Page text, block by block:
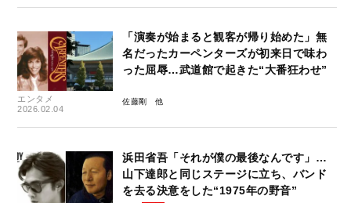
エンタメ
2026.02.04
「演奏が始まると観客が帰り始めた」無
名だったカーペンターズが初来日で味わ
った屈辱…武道館で起きた“大番狂わせ”
佐藤剛
浜田省吾「それが僕の最後なんです」…
山下達郎と同じステージに立ち、バンド
を去る決意をした“1975年の野音”